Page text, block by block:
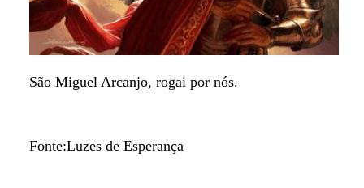
São Miguel Arcanjo, rogai por nós.
Fonte:Luzes de Esperança